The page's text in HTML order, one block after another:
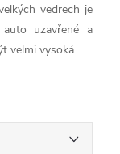
vedrech je
uzavřené a
velmi vysoká.